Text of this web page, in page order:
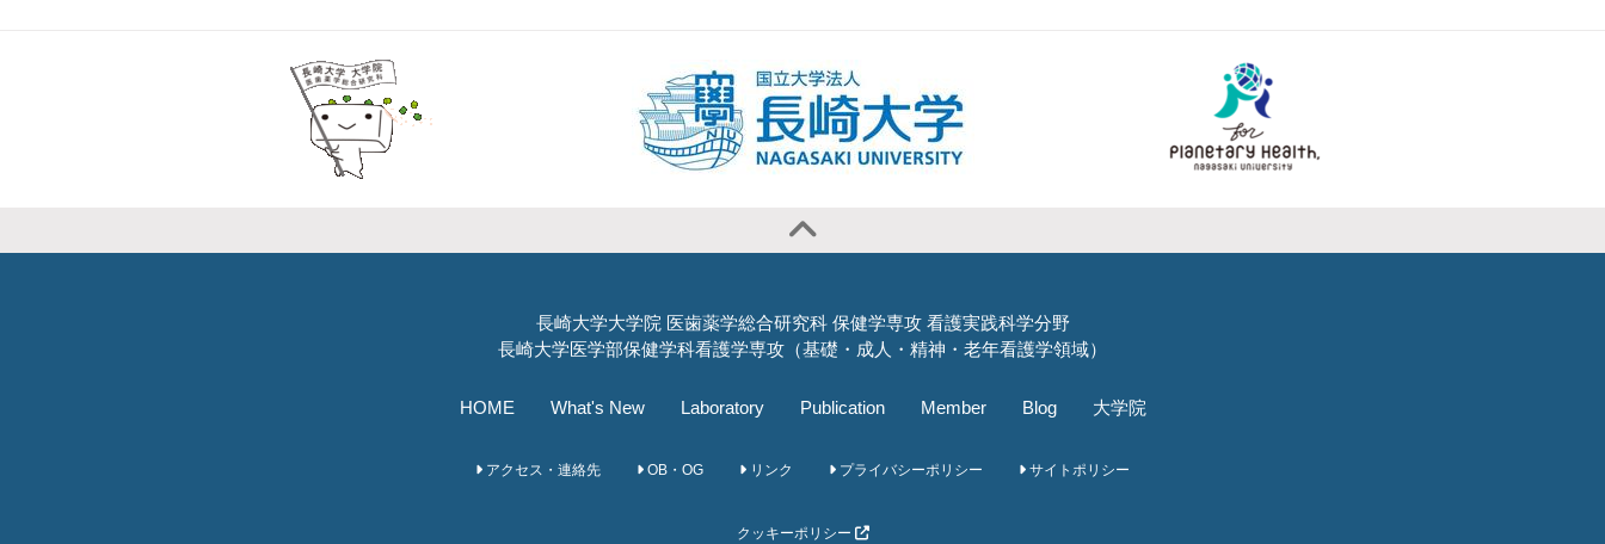
長崎大学大学院 医歯薬学総合研究科 保健学専攻 看護実践科学分野
長崎大学医学部保健学科看護学専攻（基礎・成人・精神・老年看護学領域）
HOME What's New Laboratory Publication Member Blog 大学院
アクセス・連絡先 OB・OG リンク プライバシーポリシー サイトポリシー
クッキーポリシー